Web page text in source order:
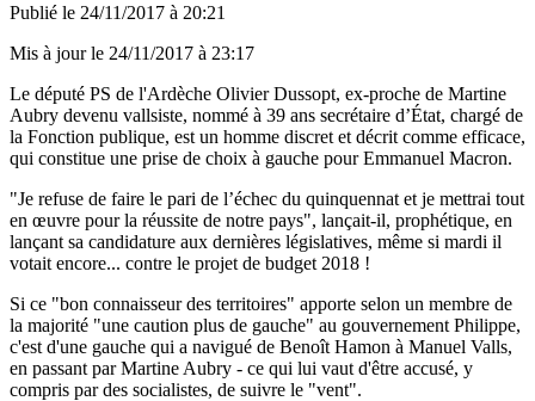
Publié le 24/11/2017 à 20:21
Mis à jour le 24/11/2017 à 23:17
Le député PS de l'Ardèche Olivier Dussopt, ex-proche de Martine
Aubry devenu vallsiste, nommé à 39 ans secrétaire d’État, chargé de
la Fonction publique, est un homme discret et décrit comme efficace,
qui constitue une prise de choix à gauche pour Emmanuel Macron.
"Je refuse de faire le pari de l’échec du quinquennat et je mettrai tout
en œuvre pour la réussite de notre pays", lançait-il, prophétique, en
lançant sa candidature aux dernières législatives, même si mardi il
votait encore... contre le projet de budget 2018 !
Si ce "bon connaisseur des territoires" apporte selon un membre de
la majorité "une caution plus de gauche" au gouvernement Philippe,
c'est d'une gauche qui a navigué de Benoît Hamon à Manuel Valls,
en passant par Martine Aubry - ce qui lui vaut d'être accusé, y
compris par des socialistes, de suivre le "vent".